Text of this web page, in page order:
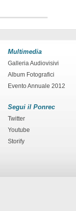
Multimedia
Galleria Audiovisivi
Album Fotografici
Evento Annuale 2012
Segui il Ponrec
Twitter
Youtube
Storify